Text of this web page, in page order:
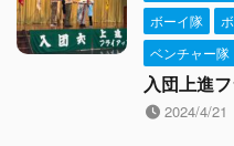
ボーイ隊
ベンチャー隊
入団上進
2024/4/21